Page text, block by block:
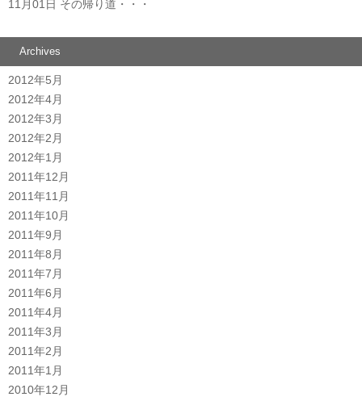
11月01日 その帰り道・・・
Archives
2012年5月
2012年4月
2012年3月
2012年2月
2012年1月
2011年12月
2011年11月
2011年10月
2011年9月
2011年8月
2011年7月
2011年6月
2011年4月
2011年3月
2011年2月
2011年1月
2010年12月